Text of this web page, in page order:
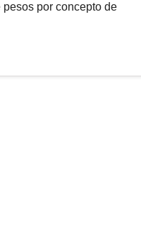
por concepto de